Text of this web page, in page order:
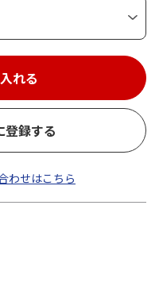
れる
登録する
わせはこちら